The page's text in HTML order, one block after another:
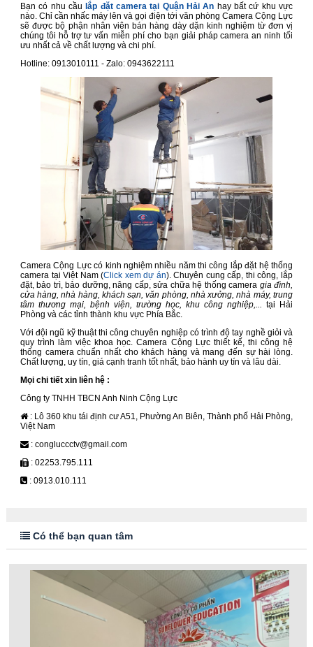
Bạn có nhu cầulắp đặt camera tại Quận Hải An hay bất cứ khu vực
nào. Chỉ cần nhấc máy lên và gọi điện tới văn phòng Camera Cộng Lực
sẽ được bộ phận nhân viên bán hàng dày dặn kinh nghiệm từ đơn vị
chúng tôi hỗ trợ tư vấn miễn phí cho bạn giải pháp camera an ninh tối
ưu nhất cả về chất lượng và chi phí.
Hotline: 0913010111 - Zalo: 0943622111
Camera Cộng Lực có kinh nghiệm nhiều năm thi công lắp đặt hệ thống
camera tại Việt Nam (Click xem dự án). Chuyên cung cấp, thi công, lắp
đặt, bảo trì, bảo dưỡng, nâng cấp, sửa chữa hệ thống camera gia đình,
cửa hàng, nhà hàng, khách sạn, văn phòng, nhà xưởng, nhà máy, trung
tâm thương mại, bệnh viện, trường học, khu công nghiệp,... tại Hải
Phòng và các tỉnh thành khu vực Phía Bắc.
Với đội ngũ kỹ thuật thi công chuyên nghiệp có trình độ tay nghề giỏi và
quy trình làm việc khoa học. Camera Cộng Lực thiết kế, thi công hệ
thống camera chuẩn nhất cho khách hàng và mang đến sự hài lòng.
Chất lượng, uy tín, giá cạnh tranh tốt nhất, bảo hành uy tín và lâu dài.
Mọi chi tiết xin liên hệ :
Công ty TNHH TBCN Anh Ninh Cộng Lực
: Lô 360 khu tái định cư A51, Phường An Biên, Thành phố Hải Phòng,
Việt Nam
: congluccctv@gmail.com
: 02253.795.111
: 0913.010.111
Có thể bạn quan tâm